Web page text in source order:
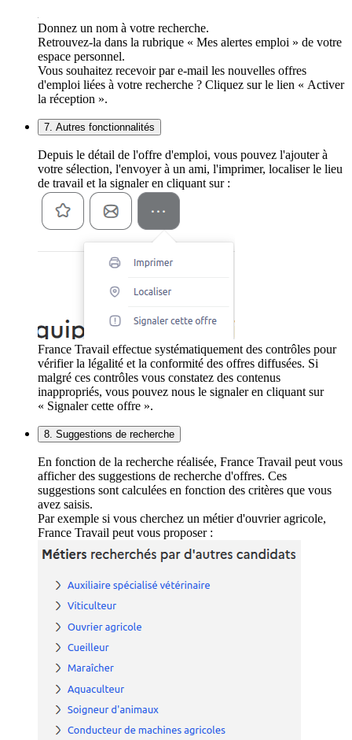
Donnez un nom à votre recherche.
Retrouvez-la dans la rubrique « Mes alertes emploi » de votre
espace personnel.
Vous souhaitez recevoir par e-mail les nouvelles offres
d'emploi liées à votre recherche ? Cliquez sur le lien « Activer
la réception ».
7. Autres fonctionnalités
Depuis le détail de l'offre d'emploi, vous pouvez l'ajouter à
votre sélection, l'envoyer à un ami, l'imprimer, localiser le lieu
de travail et la signaler en cliquant sur :
France Travail effectue systématiquement des contrôles pour
vérifier la légalité et la conformité des offres diffusées. Si
malgré ces contrôles vous constatez des contenus
inappropriés, vous pouvez nous le signaler en cliquant sur
« Signaler cette offre ».
8. Suggestions de recherche
En fonction de la recherche réalisée, France Travail peut vous
afficher des suggestions de recherche d'offres. Ces
suggestions sont calculées en fonction des critères que vous
avez saisis.
Par exemple si vous cherchez un métier d'ouvrier agricole,
France Travail peut vous proposer :